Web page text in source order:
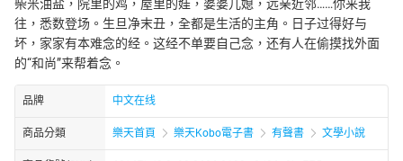
柴米油盐，院里的鸡，屋里的娃，婆婆儿媳，远亲近邻……你来我
往，悉数登场。生旦净末丑，全都是生活的主角。日子过得好与
坏，家家有本难念的经。这经不单要自己念，还有人在偷摸找外面
的“和尚”来帮着念。
品牌 中文在线
商品分類 樂天首頁 樂天Kobo電子書 有聲書 文學小說